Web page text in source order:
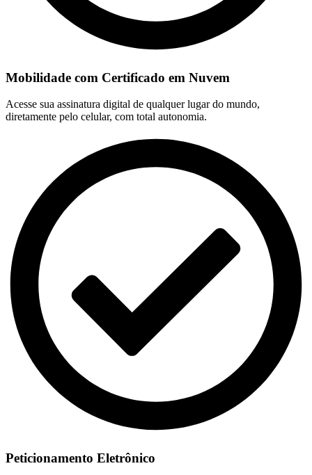
Mobilidade com Certificado em Nuvem
Acesse sua assinatura digital de qualquer lugar do mundo,
diretamente pelo celular, com total autonomia.
Peticionamento Eletrônico